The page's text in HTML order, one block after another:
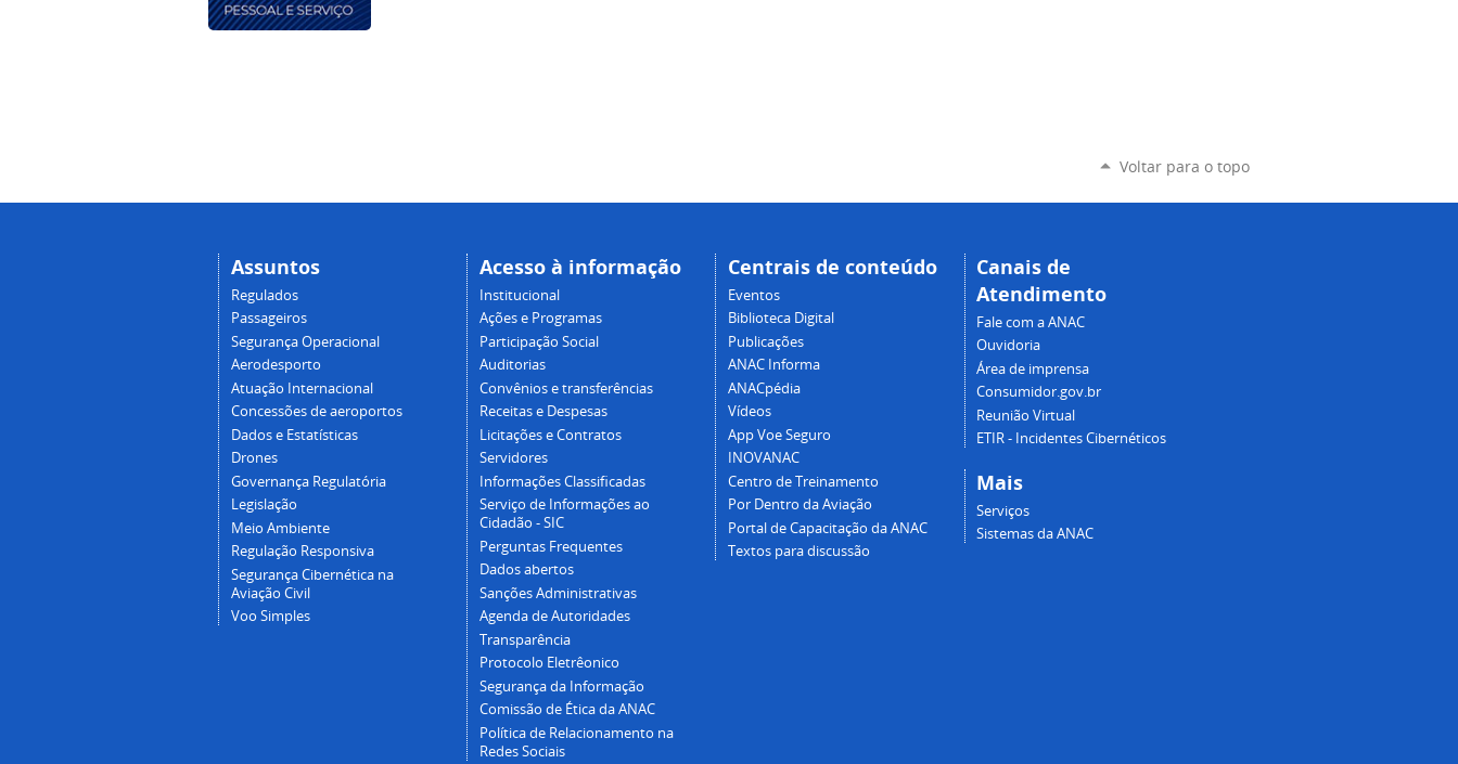
Voltar para o topo
Assuntos
Regulados
Passageiros
Segurança Operacional
Aerodesporto
Atuação Internacional
Concessões de aeroportos
Dados e Estatísticas
Drones
Governança Regulatória
Legislação
Meio Ambiente
Regulação Responsiva
Segurança Cibernética na
Aviação Civil
Voo Simples
Acesso à informação
Institucional
Ações e Programas
Participação Social
Auditorias
Convênios e transferências
Receitas e Despesas
Licitações e Contratos
Servidores
Informações Classificadas
Serviço de Informações ao
Cidadão - SIC
Perguntas Frequentes
Dados abertos
Sanções Administrativas
Agenda de Autoridades
Transparência
Protocolo Eletrêonico
Segurança da Informação
Comissão de Ética da ANAC
Política de Relacionamento na
Redes Sociais
Centrais de conteúdo
Eventos
Biblioteca Digital
Publicações
ANAC Informa
ANACpédia
Vídeos
App Voe Seguro
INOVANAC
Centro de Treinamento
Por Dentro da Aviação
Portal de Capacitação da ANAC
Textos para discussão
Canais de
Atendimento
Fale com a ANAC
Ouvidoria
Área de imprensa
Consumidor.gov.br
Reunião Virtual
ETIR - Incidentes Cibernéticos
Mais
Serviços
Sistemas da ANAC